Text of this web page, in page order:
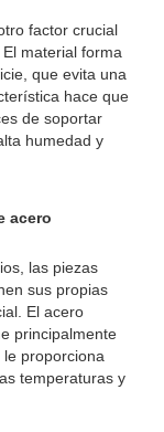
factor crucial
material forma
que evita una
hace que
de soportar
humedad y
acero
las piezas
sus propias
El acero
principalmente
proporciona
temperaturas y